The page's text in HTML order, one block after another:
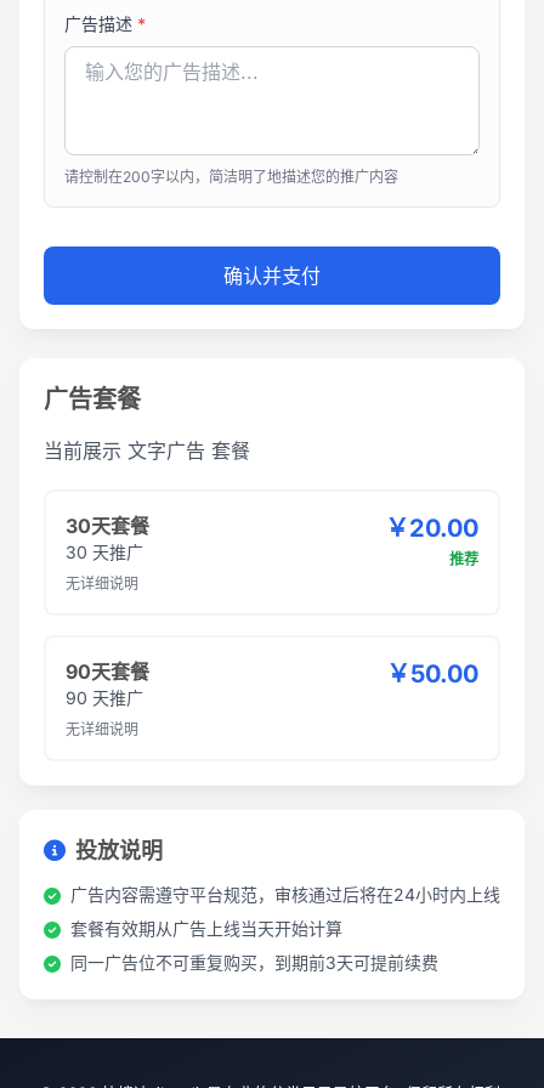
广告描述 *
请控制在200字以内，简洁明了地描述您的推广内容
确认并支付
广告套餐
当前展示 文字广告 套餐
30天套餐
30 天推广
无详细说明
￥20.00
推荐
90天套餐
90 天推广
无详细说明
￥50.00
投放说明
广告内容需遵守平台规范，审核通过后将在24小时内上线
套餐有效期从广告上线当天开始计算
同一广告位不可重复购买，到期前3天可提前续费